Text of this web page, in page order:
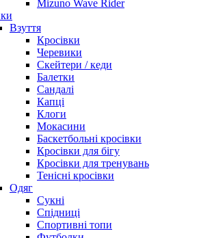
Mizuno Wave Rider
Взуття
Кросівки
Черевики
Скейтери / кеди
Балетки
Сандалі
Капці
Клоги
Мокасини
Баскетбольні кросівки
Кросівки для бігу
Кросівки для тренувань
Тенісні кросівки
Одяг
Сукні
Спідниці
Спортивні топи